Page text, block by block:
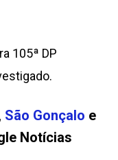
105ª DP
São Gonçalo e
Notícias